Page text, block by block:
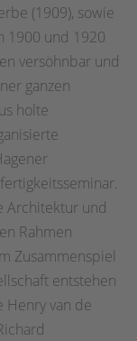
(1909), sowie
1900 und 1920
versöhnbar und
ganzen
holte
Architektur und
Rahmen
Zusammenspiel
entstehen
Henry van de